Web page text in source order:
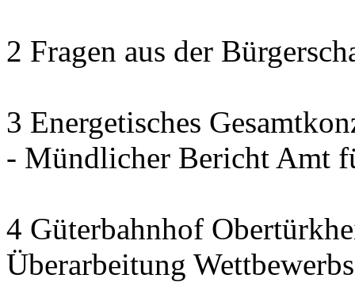
2 Fragen aus der
3 Energetisches
- Mündlicher Bericht Amt
4 Güterbahnhof
Überarbeitung